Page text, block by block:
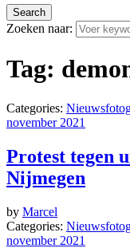
Search
Zoeken naar:
Tag:
Categories:
november 2021
Protest tegen
Nijmegen
by Marcel
Categories:
november 2021